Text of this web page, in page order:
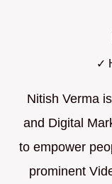
✓
Nitish Verma
and Digital
to empower
prominent